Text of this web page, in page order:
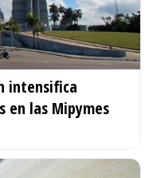
intensifica
en las Mipymes